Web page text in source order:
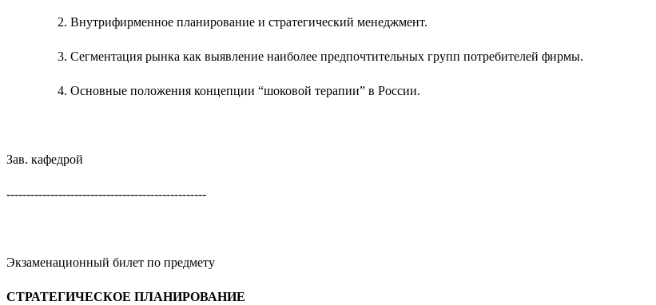
Внутрифирменное планирование и стратегический менеджмент.
Сегментация рынка как выявление наиболее предпочтительных групп потребителей фирмы.
Основные положения концепции “шоковой терапии” в России.
Зав. кафедрой
--------------------------------------------------
Экзаменационный билет по предмету
СТРАТЕГИЧЕСКОЕ ПЛАНИРОВАНИЕ